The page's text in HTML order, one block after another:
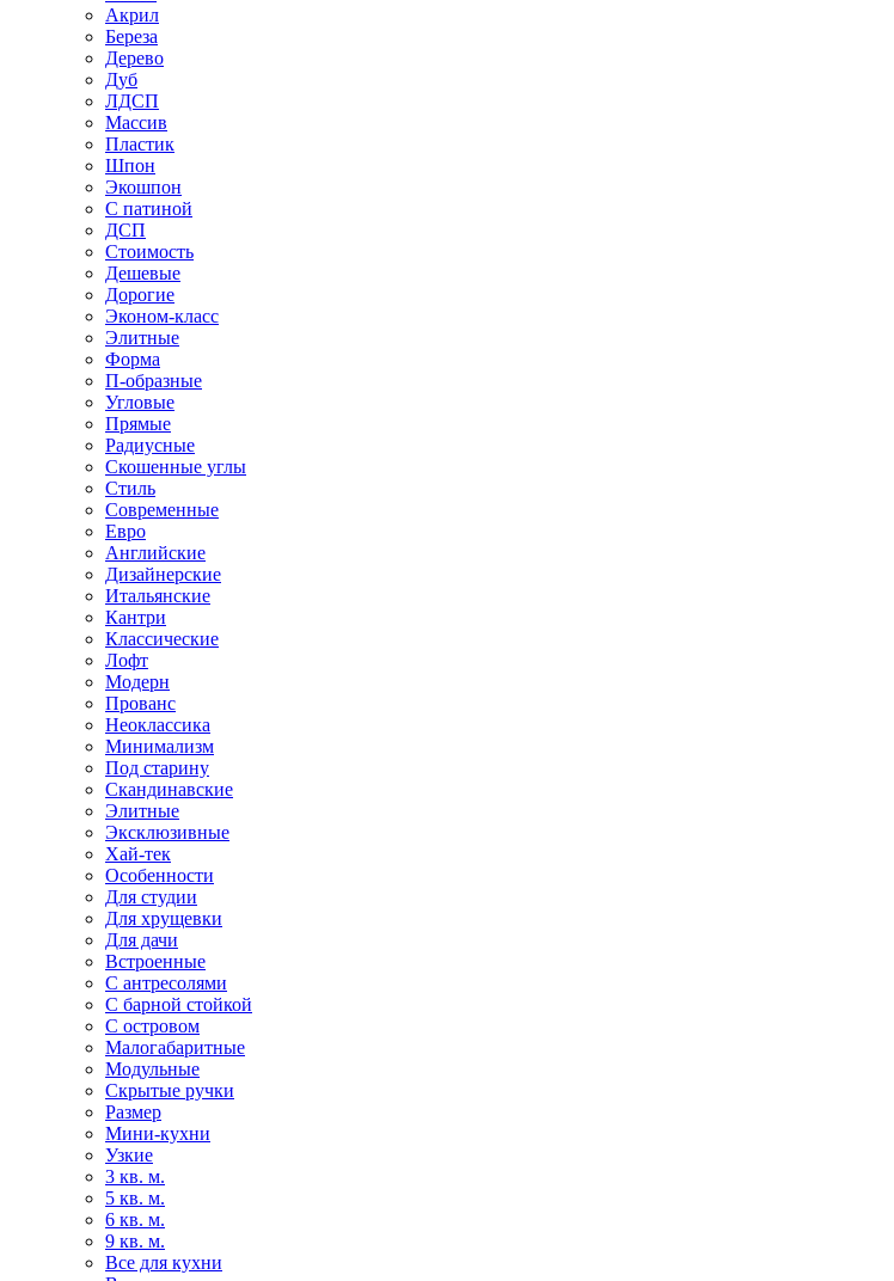
Акрил
Береза
Дерево
Дуб
ЛДСП
Массив
Пластик
Шпон
Экошпон
С патиной
ДСП
Стоимость
Дешевые
Дорогие
Эконом-класс
Элитные
Форма
П-образные
Угловые
Прямые
Радиусные
Скошенные углы
Стиль
Современные
Евро
Английские
Дизайнерские
Итальянские
Кантри
Классические
Лофт
Модерн
Прованс
Неоклассика
Минимализм
Под старину
Скандинавские
Элитные
Эксклюзивные
Хай-тек
Особенности
Для студии
Для хрущевки
Для дачи
Встроенные
С антресолями
С барной стойкой
С островом
Малогабаритные
Модульные
Скрытые ручки
Размер
Мини-кухни
Узкие
3 кв. м.
5 кв. м.
6 кв. м.
9 кв. м.
Все для кухни